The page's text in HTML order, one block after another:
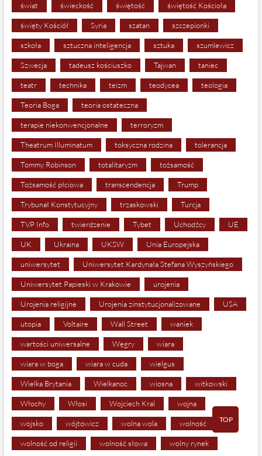
świat świeckość świętość świętość Kościoła
święty Kościół Syria szatan szczepionki
szkoła sztuczna inteligencja sztuka szumlewicz
Szwecja tadeusz kościuszko Tajwan taniec
teatr technika teizm teodycea teologia
Teoria Boga teoria ostateczna
terapie niekonwencjonalne terroryzm
Theatrum Illuminatum toksyczna rodzina tolerancja
Tommy Robinson totalitaryzm tożsamość
Tożsamość płciowa transcendencja Trump
Trybunał Konstytucyjny trzaskowski Turcja
TVP Info twierdzenie Tybet Uchodźcy UE
UK Ukraina UKSW Unia Europejska
uniwersytet Uniwersytet Kardynała Stefana Wyszyńskiego
Uniwersytet Papieski w Krakowie urojenia
Urojenia religijne Urojenia zinstytucjonalizowane USA
utopia Voltaire Wall Street waniek
wartości uniwersalne Węgry wiara
wiara w boga wiara w cuda wielgus
Wielka Brytania Wielkanoc wiosna witkowski
Włochy Włosi Wojciech Kral wojna
wojsko wójtowicz wolna wola wolność
wolność od religii wolność słowa wolny rynek
TOP